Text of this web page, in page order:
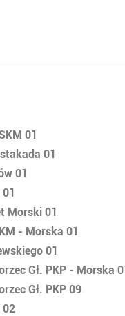
01
01
01
Morski 01
- Morska 01
01
Gł. PKP - Morska
Gł. PKP 09
02